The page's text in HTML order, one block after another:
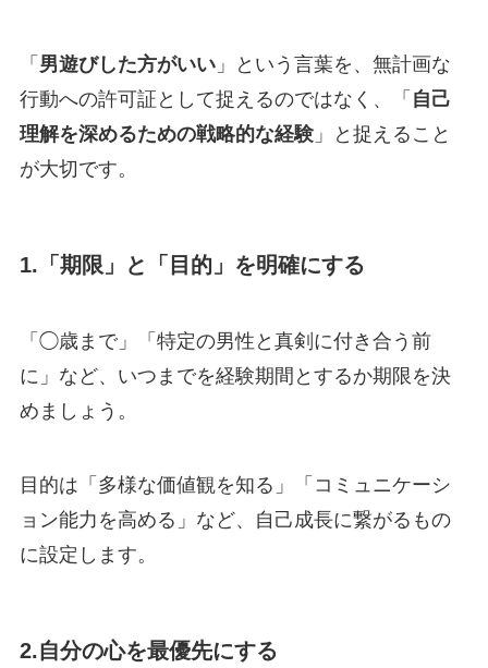
「 男遊びした方がいい」という言葉を、無計画な
行動への許可証として捉えるのではなく、「 自己
理解を深めるための戦略的な経験」と捉えること
が大切です。
1. 「期限」と「目的」を明確にする
「◯歳まで」「特定の男性と真剣に付き合う前
に」など、いつまでを経験期間とするか期限を決
めましょう。
目的は「多様な価値観を知る」「コミュニケーシ
ョン能力を高める」など、自己成長に繋がるもの
に設定します。
2.自分の心を最優先にする